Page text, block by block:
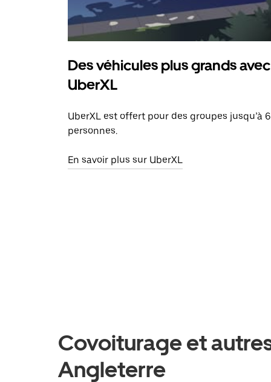
Des véhicules plus grands avec
UberXL
UberXL est offert pour des groupes jusqu’à 6
personnes.
En savoir plus sur UberXL
Covoiturage et
Angleterre